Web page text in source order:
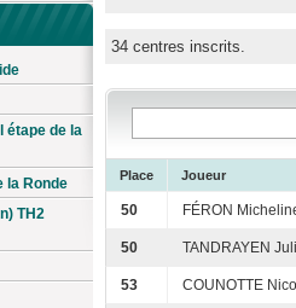
étape de la
la Ronde
TH2
34 centres inscrits.
Place Joueur
50 FÉRON
50 TANDRAYEN
53 COUNOTTE